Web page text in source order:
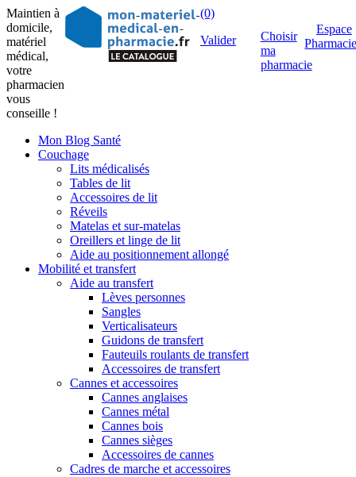
Maintien à
domicile,
matériel
médical,
votre
pharmacien
vous
conseille !
(0)
Valider
Choisir
ma
pharmacie
Espace
Mon Blog Santé
Couchage
Lits médicalisés
Tables de lit
Accessoires de lit
Réveils
Matelas et sur-matelas
Oreillers et linge de lit
Aide au positionnement allongé
Mobilité et transfert
Aide au transfert
Lèves personnes
Sangles
Verticalisateurs
Guidons de transfert
Fauteuils roulants de transfert
Accessoires de transfert
Cannes et accessoires
Cannes anglaises
Cannes métal
Cannes bois
Cannes sièges
Accessoires de cannes
Cadres de marche et accessoires